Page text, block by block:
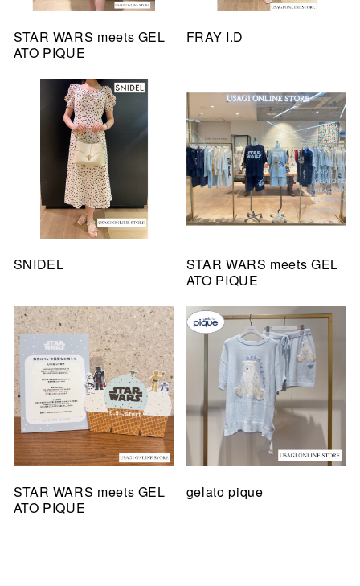
STAR WARS meets GEL
ATO PIQUE
FRAY I.D
SNIDEL
STAR WARS meets GEL
ATO PIQUE
STAR WARS meets GEL
ATO PIQUE
gelato pique